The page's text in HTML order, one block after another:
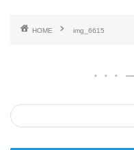
HOME img_6615